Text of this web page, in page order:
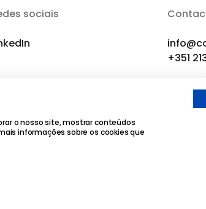
sociais
+351
Política de Cookies Termos e
o nosso site, mostrar conteúdos
informações sobre os cookies que